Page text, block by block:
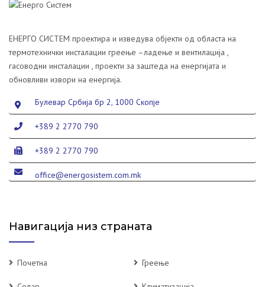
ЕНЕРГО СИСТЕМ проектира и изведува објекти од областа на
термотехнички инсталации греење –ладење и вентилација ,
гасоводни инсталации , проекти за заштеда на енергијата и
обновливи извори на енергија.
Булевар Србија бр 2, 1000 Скопје
+389 2 2770 790
+389 2 2770 790
office@energosistem.com.mk
Навигација низ страната
Почетна Греење